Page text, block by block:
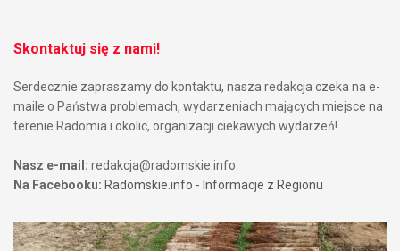
Skontaktuj się z nami!
Serdecznie zapraszamy do kontaktu, nasza redakcja czeka na e-
maile o Państwa problemach, wydarzeniach mających miejsce na
terenie Radomia i okolic, organizacji ciekawych wydarzeń!
Nasz e-mail: redakcja@radomskie.info
Na Facebooku: Radomskie.info - Informacje z Regionu